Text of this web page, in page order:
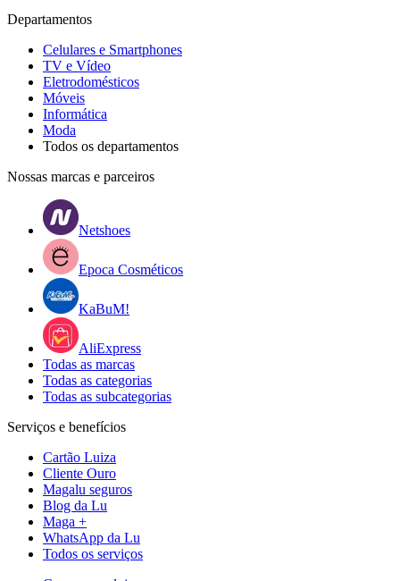
Departamentos
Celulares e Smartphones
TV e Vídeo
Eletrodomésticos
Móveis
Informática
Moda
Todos os departamentos
Nossas marcas e parceiros
Netshoes
Epoca Cosméticos
KaBuM!
AliExpress
Todas as marcas
Todas as categorias
Todas as subcategorias
Serviços e benefícios
Cartão Luiza
Cliente Ouro
Magalu seguros
Blog da Lu
Maga +
WhatsApp da Lu
Todos os serviços